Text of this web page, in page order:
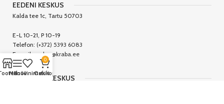
EEDENI KESKUS
Kalda tee 1c, Tartu 50703
E-L 10-21, P 10-19
Telefon: (+372) 5393 6083
E-mail:
eeden@kraba.ee
CENTRUMI KESKUS
Menüü
Soovinimekiri
0
Ostukorv